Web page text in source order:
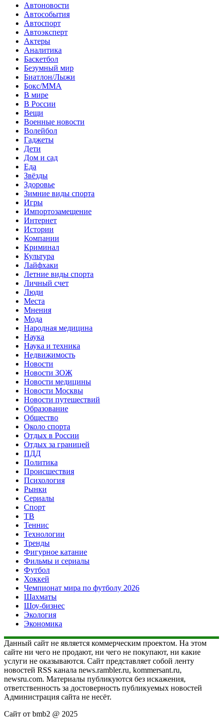
Автоновости
Автособытия
Автоспорт
Автоэксперт
Актеры
Аналитика
Баскетбол
Безумный мир
Биатлон/Лыжи
Бокс/MMA
В мире
В России
Вещи
Военные новости
Волейбол
Гаджеты
Дети
Дом и сад
Еда
Звёзды
Здоровье
Зимние виды спорта
Игры
Импортозамещение
Интернет
Истории
Компании
Криминал
Культура
Лайфхаки
Летние виды спорта
Личный счет
Люди
Места
Мнения
Мода
Народная медицина
Наука
Наука и техника
Недвижимость
Новости
Новости ЗОЖ
Новости медицины
Новости Москвы
Новости путешествий
Образование
Общество
Около спорта
Отдых в России
Отдых за границей
ПДД
Политика
Происшествия
Психология
Рынки
Сериалы
Спорт
ТВ
Теннис
Технологии
Тренды
Фигурное катание
Фильмы и сериалы
Футбол
Хоккей
Чемпионат мира по футболу 2026
Шахматы
Шоу-бизнес
Экология
Экономика
Данный сайт не является коммерческим проектом. На этом
сайте ни чего не продают, ни чего не покупают, ни какие
услуги не оказываются. Сайт представляет собой ленту
новостей RSS канала news.rambler.ru, kommersant.ru,
newsru.com. Материалы публикуются без искажения,
ответственность за достоверность публикуемых новостей
Администрация сайта не несёт.
Сайт от bmb2 @ 2025